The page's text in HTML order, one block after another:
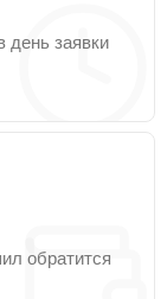
день заявки
обратится